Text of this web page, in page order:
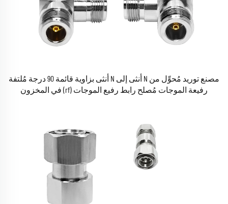
مصنع توريد مُحوِّل من N أنثى إلى N أنثى بزاوية قائمة 90 درجة مُلتفة
رفيعة الموجات مُصلح رابط رفيع الموجات (rf) في المخزون